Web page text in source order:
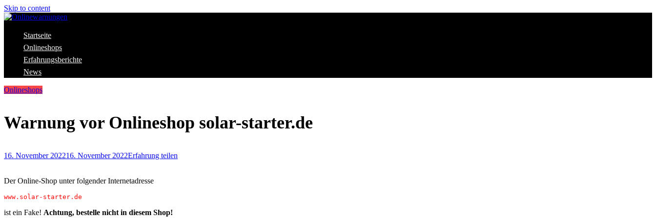
Skip to content
Onlinewarnungen
Aktuelle Warnungen vor Gefahren im Internet
Startseite
Onlineshops
Erfahrungsberichte
News
Onlineshops
Warnung vor Onlineshop solar-starter.de
16. November 202216. November 2022Erfahrung teilen
Der Online-Shop unter folgender Internetadresse
www.solar-starter.de
ist ein Fake! Achtung, bestelle nicht in diesem Shop!